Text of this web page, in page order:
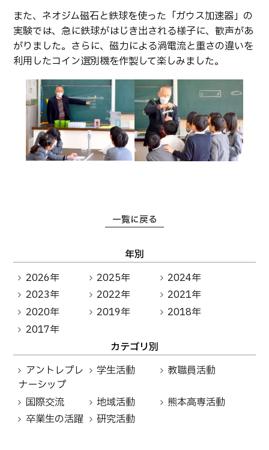
また、ネオジム磁石と鉄球を使った「ガウス加速器」の
実験では、急に鉄球がはじき出される様子に、歓声があ
がりました。さらに、磁力による渦電流と重さの違いを
利用したコイン選別機を作製して楽しみました。
一覧に戻る
年別
2026年
2025年
2024年
2023年
2022年
2021年
2020年
2019年
2018年
2017年
カテゴリ別
アントレプレ
ナーシップ
学生活動 教職員活動
国際交流 地域活動
熊本高専活動
卒業生の活躍
研究活動